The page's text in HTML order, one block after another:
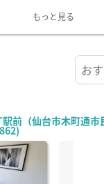
もっと見る
前（仙台市木町通市